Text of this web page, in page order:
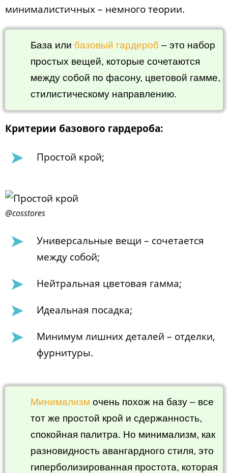
минималистичных – немного теории.
База или базовый гардероб – это набор
простых вещей, которые сочетаются
между собой по фасону, цветовой гамме,
стилистическому направлению.
Критерии базового гардероба:
Простой крой;
@cosstores
Универсальные вещи – сочетается
между собой;
Нейтральная цветовая гамма;
Идеальная посадка;
Минимум лишних деталей – отделки,
фурнитуры.
Минимализм очень похож на базу – все
тот же простой крой и сдержанность,
спокойная палитра. Но минимализм, как
разновидность авангардного стиля, это
гиперболизированная простота, которая